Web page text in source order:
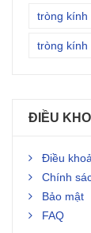
tròng kính
tròng kính
ĐIỀU
Điều
Chính
Bảo mật
FAQ